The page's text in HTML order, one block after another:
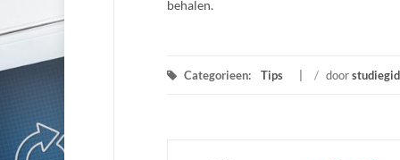
behalen.
Categorieen: Tips / door